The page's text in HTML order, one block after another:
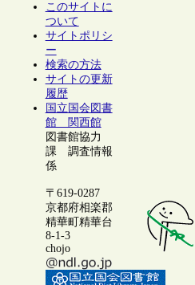
このサイトに
ついて
サイトポリシ
ー
検索の方法
サイトの更新
履歴
国立国会図書
館 関西館
図書館協力
課 調査情報
係
〒619-0287
京都府相楽郡
精華町精華台
8-1-3
chojo